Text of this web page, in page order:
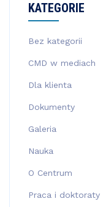
KATEGORIE
Bez kategorii
CMD w mediach
Dla klienta
Dokumenty
Galeria
Nauka
O Centrum
Praca i doktoraty